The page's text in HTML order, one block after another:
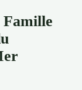
Famille